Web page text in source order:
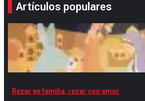
Artículos populares
Rezar en familia, rezar con amor